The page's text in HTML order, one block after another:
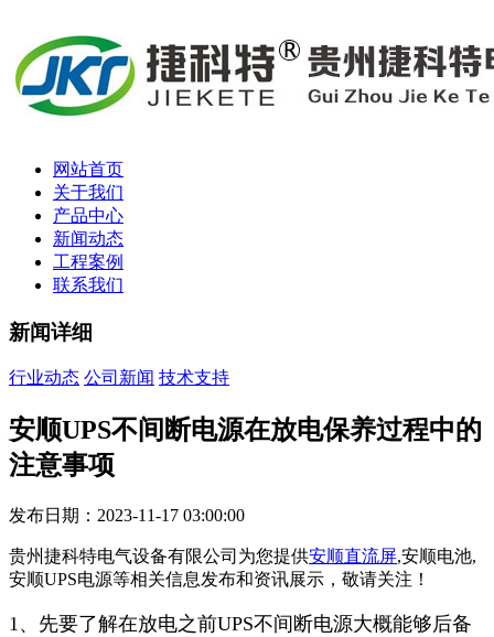
网站首页
关于我们
产品中心
新闻动态
工程案例
联系我们
新闻详细
行业动态 公司新闻 技术支持
安顺UPS不间断电源在放电保养过程中的
注意事项
发布日期：2023-11-17 03:00:00
贵州捷科特电气设备有限公司为您提供安顺直流屏,安顺电池,
安顺UPS电源等相关信息发布和资讯展示，敬请关注！
1、先要了解在放电之前UPS不间断电源大概能够后备